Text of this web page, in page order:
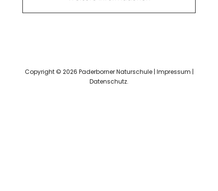
Copyright © 2026 Paderborner Naturschule | Impressum |
Datenschutz